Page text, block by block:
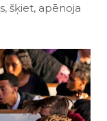
šķiet, apēnoja